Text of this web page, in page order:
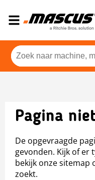
Pagina
De opgevraagde
gevonden. Kijk of er
bekijk onze sitemap
zoekt.